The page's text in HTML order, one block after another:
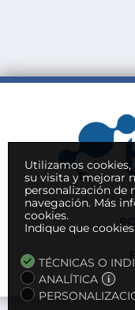
Utilizamos
su visita y mejorar
personalización de
navegación. Más
cookies.
Indique que
TÉCNICAS O
ANALÍTICA